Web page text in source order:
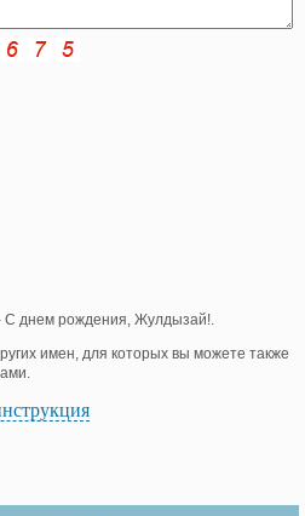
С днем рождения, Жулдызай!.
имен, для которых вы можете также